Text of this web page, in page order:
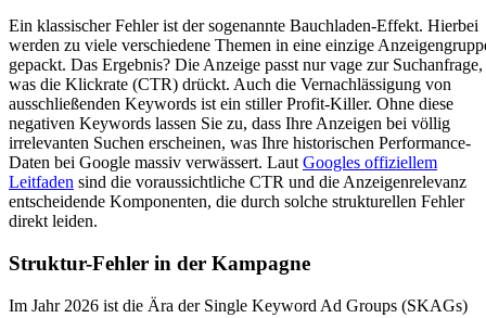
Ein klassischer Fehler ist der sogenannte Bauchladen-Effekt. Hierbei
werden zu viele verschiedene Themen in eine einzige
gepackt. Das Ergebnis? Die Anzeige passt nur vage zur Suchanfrage,
was die Klickrate (CTR) drückt. Auch die Vernachlässigung von
ausschließenden Keywords ist ein stiller Profit-Killer. Ohne diese
negativen Keywords lassen Sie zu, dass Ihre Anzeigen bei völlig
irrelevanten Suchen erscheinen, was Ihre historischen Performance-
Daten bei Google massiv verwässert. Laut Googles offiziellem
Leitfaden sind die voraussichtliche CTR und die Anzeigenrelevanz
entscheidende Komponenten, die durch solche strukturellen Fehler
direkt leiden.
Struktur-Fehler in der Kampagne
Im Jahr 2026 ist die Ära der Single Keyword Ad Groups (SKAGs)